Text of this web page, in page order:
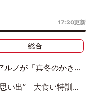
17:30更新
総合
の裏にあるのは、逆境をともに“凌”ぐ似た者同士の絆
画・制服グラビア…盛りだくさんの裏話